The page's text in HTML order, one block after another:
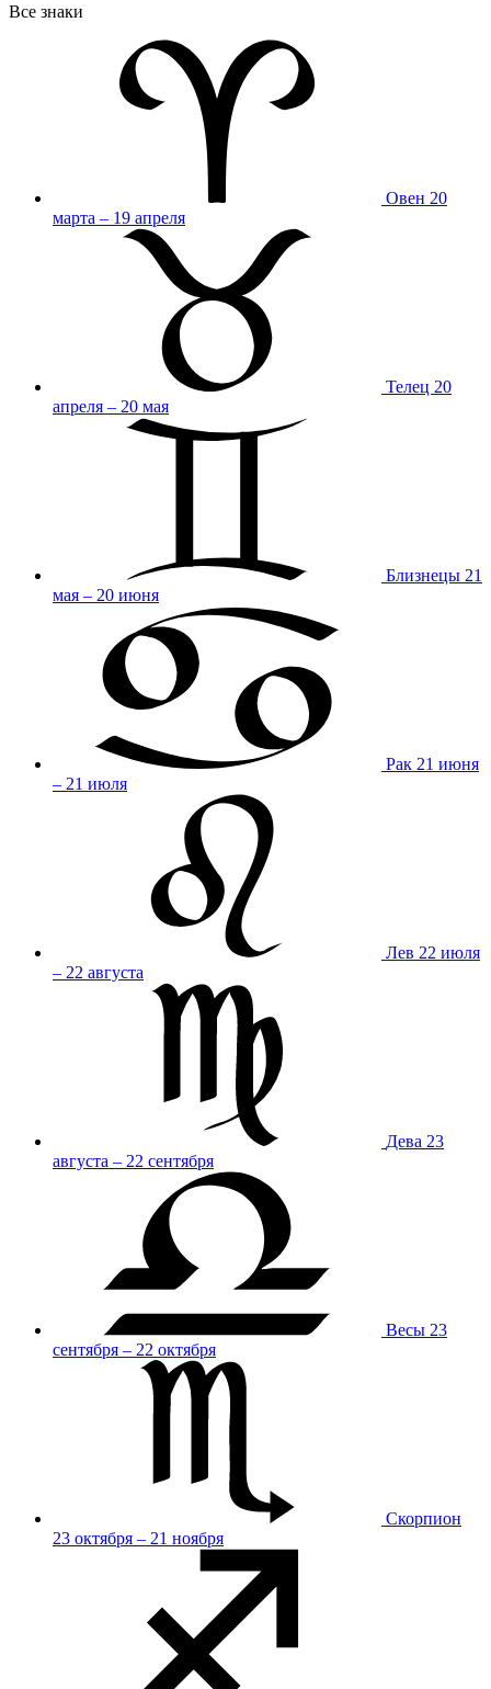
Все знаки
Овен 20
марта – 19 апреля
Телец 20
апреля – 20 мая
Близнецы 21
мая – 20 июня
Рак 21 июня
– 21 июля
Лев 22 июля
– 22 августа
Дева 23
августа – 22 сентября
Весы 23
сентября – 22 октября
Скорпион
23 октября – 21 ноября